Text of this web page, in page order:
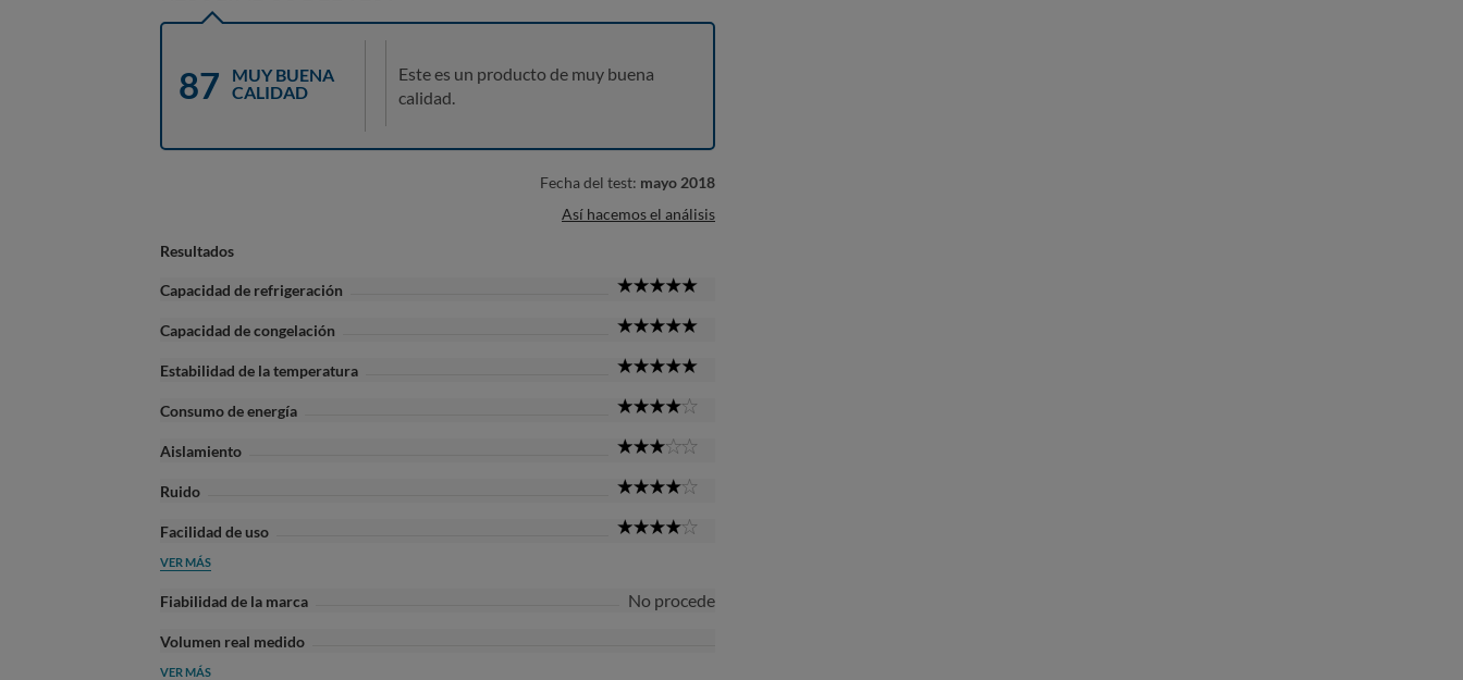
87
MUY BUENA
CALIDAD
Este es un producto de muy buena
calidad.
Fecha del test: mayo 2018
Así hacemos el análisis
Resultados
Capacidad de refrigeración
Capacidad de congelación
Estabilidad de la temperatura
Consumo de energía
Aislamiento
Ruido
Facilidad de uso
VER MÁS
Fiabilidad de la marca No procede
Volumen real medido
VER MÁS